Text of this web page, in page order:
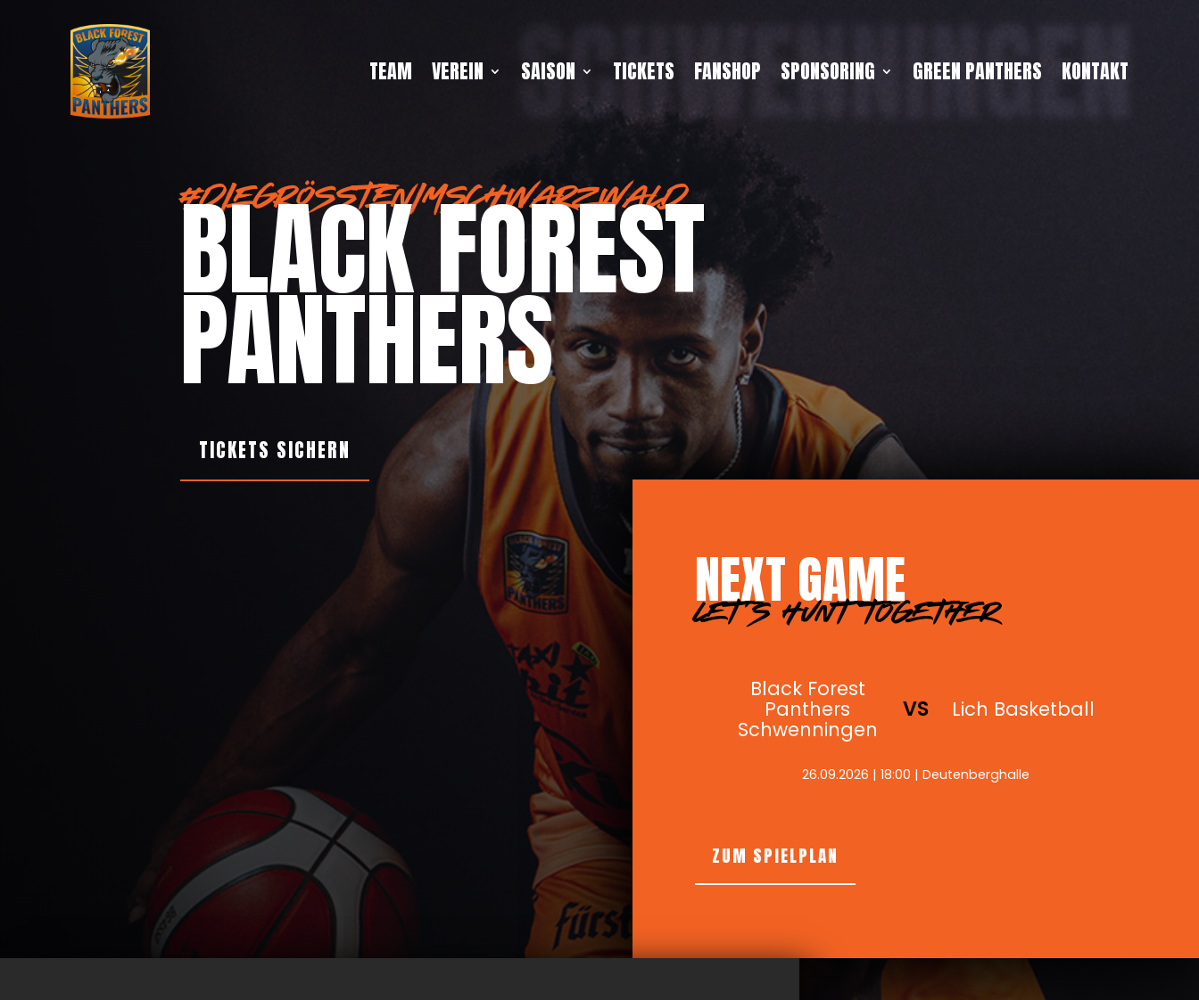
TEAM VEREIN SAISON TICKETS FANSHOP SPONSORING GREEN PANTHERS KONTAKT
SCHWENNINGEN
#DIEGRÖSSTENIMSCHWARZWALD
BLACK FOREST
PANTHERS
TICKETS SICHERN
NEXT GAME
LET’S HUNT TOGETHER
Black Forest
Panthers
Schwenningen
VS Lich Basketball
26.09.2026 | 18:00 | Deutenberghalle
ZUM SPIELPLAN